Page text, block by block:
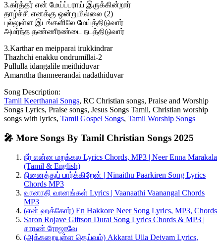
3.கர்த்தர் என் மேய்ப்பராய் இருக்கின்றார்
தாழ்ச்சி எனக்கு ஒன்றுமில்லை (2)
புல்லுள்ள இடங்களிலே மேய்த்திடுவார்
அமர்ந்த தண்ணீரண்டை நடத்திடுவார்
3.Karthar en meipparai irukkindrar
Thazhchi enakku ondrumillai-2
Pullulla idangalile meithiduvar
Amarntha thanneerandai nadathiduvar
Song Description:
Tamil Keerthanai Songs, RC Christian songs, Praise and Worship
Songs Lyrics, Praise songs, Jesus Songs Tamil, Christian worship
songs with lyrics, Tamil Gospel Songs, Tamil Worship Songs
🎤 More Songs By Tamil Christian Songs 2025
நீர் என்ன மறக்கல Lyrics Chords, MP3 | Neer Enna Marakala
(Tamil & English)
நினைத்துப் பார்க்கிறேன் | Ninaithu Paarkiren Song Lyrics
Chords MP3
வானாதி வானங்கள் Lyrics | Vaanaathi Vaanangal Chords
MP3
(என் ஹக்கோர்) En Hakkore Neer Song Lyrics, MP3, Chords
Saron Rojave Giftson Durai Song Lyrics Chords & MP3 |
சாரண் ரோஜாவே
(அக்கறையுள்ள தெய்வம்) Akkarai Ulla Deivam Lyrics,